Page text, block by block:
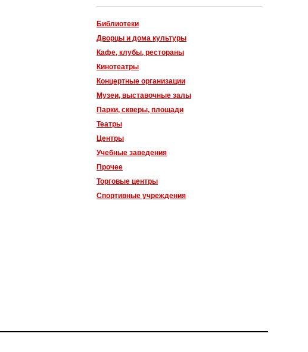
Библиотеки
Дворцы и дома культуры
Кафе, клубы, рестораны
Кинотеатры
Концертные организации
Музеи, выставочные залы
Парки, скверы, площади
Театры
Центры
Учебные заведения
Прочее
Торговые центры
Спортивные учреждения